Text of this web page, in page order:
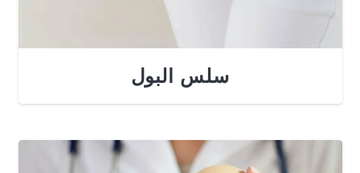
سلس البول